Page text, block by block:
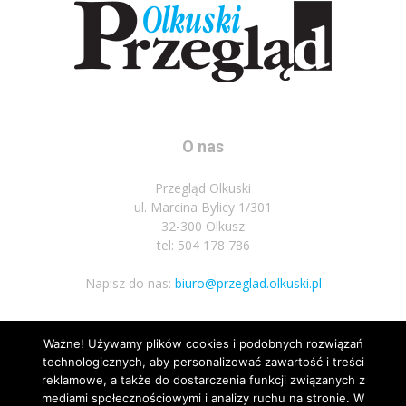
O nas
Przegląd Olkuski
ul. Marcina Bylicy 1/301
32-300 Olkusz
tel: 504 178 786
Napisz do nas: biuro@przeglad.olkuski.pl
Podążaj za nami
Ważne! Używamy plików cookies i podobnych rozwiązań
technologicznych, aby personalizować zawartość i treści
reklamowe, a także do dostarczenia funkcji związanych z
mediami społecznościowymi i analizy ruchu na stronie. W